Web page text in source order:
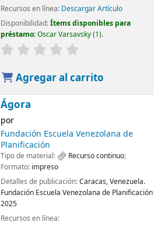
Recursos en línea: Descargar Artículo
Disponibilidad:Ítems disponibles para
préstamo:Oscar Varsavsky(1).
Agregar al carrito
Ágora
por
Fundación Escuela Venezolana de
Planificación
Tipo de material: Recurso continuo;
Formato: impreso
Detalles de publicación:Caracas, Venezuela.
Fundación Escuela Venezolana de Planificación
2025
Recursos en línea: